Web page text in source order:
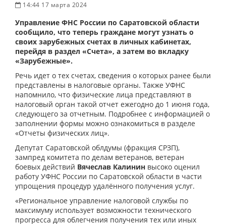
14:44 17 марта 2024
Управление ФНС России по Саратовской области
сообщило, что теперь граждане могут узнать о
своих зарубежных счетах в личных кабинетах,
перейдя в раздел «Счета», а затем во вкладку
«Зарубежные».
Речь идет о тех счетах, сведения о которых ранее были
представлены в налоговые органы. Также УФНС
напомнило, что физические лица представляют в
налоговый орган такой отчет ежегодно до 1 июня года,
следующего за отчетным. Подробнее с информацией о
заполнении формы можно ознакомиться в разделе
«Отчеты физических лиц».
Депутат Саратовской облдумы (фракция СРЗП),
зампред комитета по делам ветеранов, ветеран
боевых действий Вячеслав Калинин высоко оценил
работу УФНС России по Саратовской области в части
упрощения процедур удалённого получения услуг.
«Региональное управление налоговой службы по
максимуму использует возможности технического
прогресса для облегчения получения тех или иных